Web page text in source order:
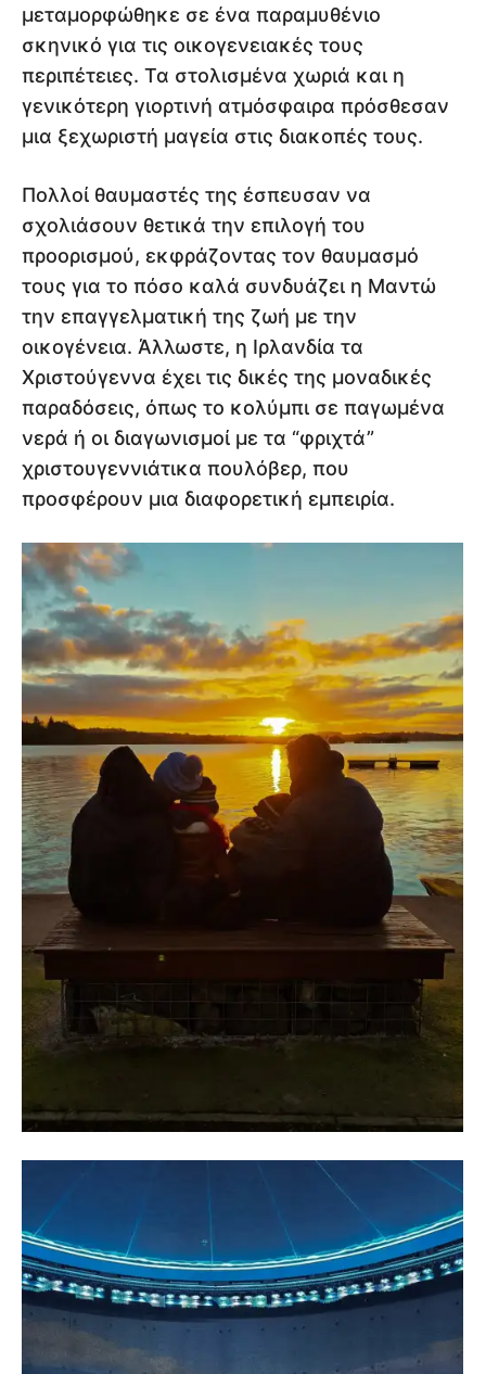
μεταμορφώθηκε σε ένα παραμυθένιο
σκηνικό για τις οικογενειακές τους
περιπέτειες. Τα στολισμένα χωριά και η
γενικότερη γιορτινή ατμόσφαιρα πρόσθεσαν
μια ξεχωριστή μαγεία στις διακοπές τους.
Πολλοί θαυμαστές της έσπευσαν να
σχολιάσουν θετικά την επιλογή του
προορισμού, εκφράζοντας τον θαυμασμό
τους για το πόσο καλά συνδυάζει η Μαντώ
την επαγγελματική της ζωή με την
οικογένεια. Άλλωστε, η Ιρλανδία τα
Χριστούγεννα έχει τις δικές της μοναδικές
παραδόσεις, όπως το κολύμπι σε παγωμένα
νερά ή οι διαγωνισμοί με τα “φριχτά”
χριστουγεννιάτικα πουλόβερ, που
προσφέρουν μια διαφορετική εμπειρία.